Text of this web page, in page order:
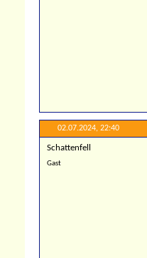
02.07.2024, 22:40
Schattenfell
Gast